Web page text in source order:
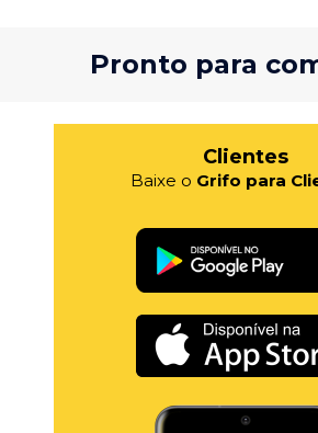
Pronto para
Clientes
Baixe o Grifo para